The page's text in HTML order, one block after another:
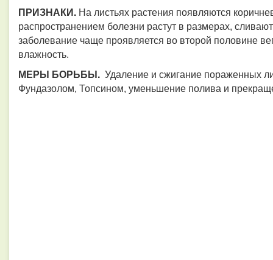
ПРИЗНАКИ. На листьях растения появляются
распространением болезни растут в размерах,
заболевание чаще проявляется во второй половине
влажность.
МЕРЫ БОРЬБЫ.​​​​​​​ Удаление и сжигание пораженных
Фундазолом, Топсином, уменьшение полива и